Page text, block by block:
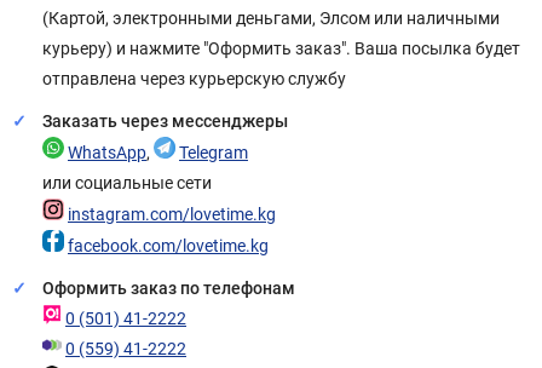
(Картой, электронными деньгами, Элсом или наличными
курьеру) и нажмите "Оформить заказ". Ваша посылка будет
отправлена через курьерскую службу
Заказать через мессенджеры
WhatsApp,
Telegram
или социальные сети
instagram.com/lovetime.kg
facebook.com/lovetime.kg
Оформить заказ по телефонам
0 (501) 41-2222
0 (559) 41-2222